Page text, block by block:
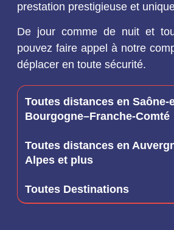
prestation prestigieuse et
De jour comme de nuit et
pouvez faire appel à notre
déplacer en toute sécurité.
Toutes distances en Saône-
Bourgogne–Franche-Comté
Toutes distances en
Alpes et plus
Toutes Destinations